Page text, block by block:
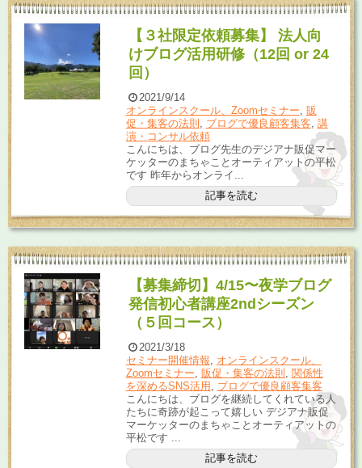
【３社限定依頼募集】 法人向
けブログ活用研修（12回 or 24
回）
2021/9/14
オンラインスクール、Zoomセミナー, 販
促・集客の法則 , ブログで優良顧客集客, 講
演・コンサル依頼
こんにちは、ブログ先生のデジアナ販促マー
ケッターのまちゃことオーティアットの平松
です 昨年からオンライ...
記事を読む
【募集締切】4/15〜夜学ブログ
発信初心者講座2ndシーズン
（５回コース）
2021/3/18
セミナー開催情報
オンラインスクール、
Zoomセミナー
販促・集客の法則
関係性
を深めるSNS活用
ブログで優良顧客集客
こんにちは、ブログを継続してくれている人
たちに奇跡が起こって嬉しい デジアナ販促
マーケッターのまちゃことオーティアットの
平松です ...
記事を読む